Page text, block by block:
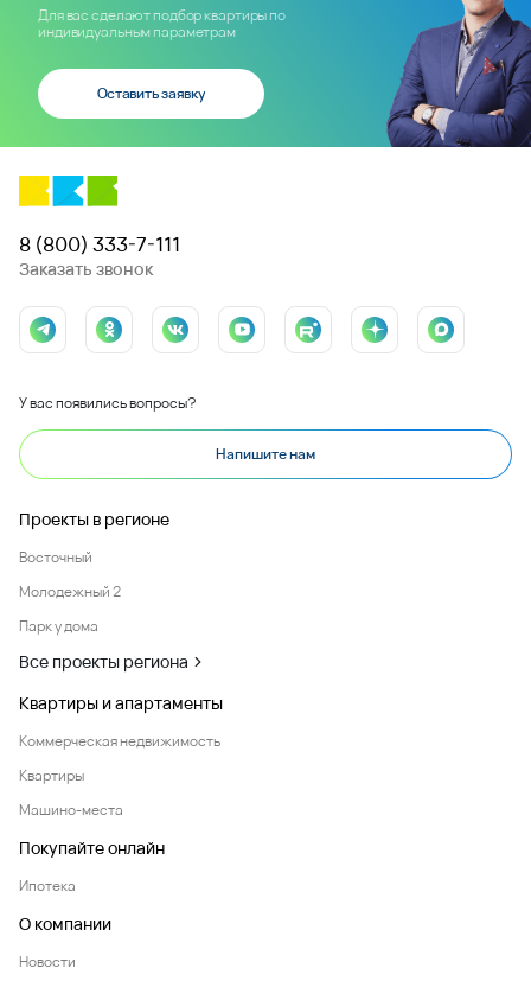
Для вас сделают подбор квартиры по
индивидуальным параметрам
Оставить заявку
8 (800) 333-7-111
Заказать звонок
У вас появились вопросы?
Напишите нам
Проекты в регионе
Восточный
Молодежный 2
Парк у дома
Все проекты региона
Квартиры и апартаменты
Коммерческая недвижимость
Квартиры
Машино-места
Покупайте онлайн
Ипотека
О компании
Новости